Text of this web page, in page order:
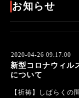
お知らせ
2020-04-26 09:17:00
新型コロナウィル
について
【祈祷】しばらくの